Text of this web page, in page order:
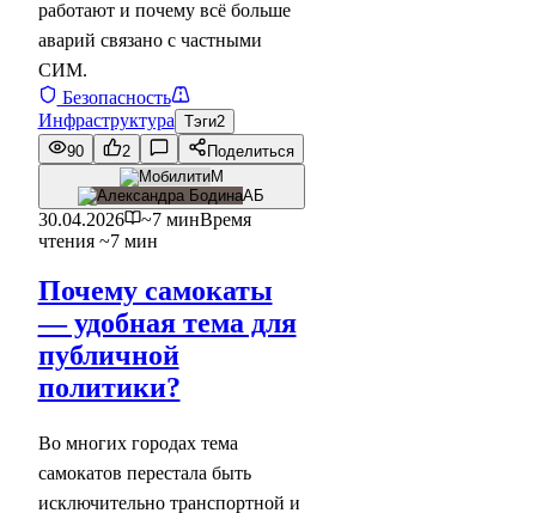
работают и почему всё больше
аварий связано с частными
СИМ.
Безопасность
Инфраструктура Тэги2
90
2
Поделиться
М
АБ
30.04.2026 ~7 минВремя
чтения ~7 мин
Почему самокаты
— удобная тема для
публичной
политики?
Во многих городах тема
самокатов перестала быть
исключительно транспортной и